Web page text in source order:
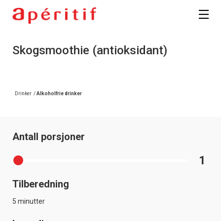
Skogsmoothie (antioksidant)
Drinker /Alkoholfrie drinker
Antall porsjoner
1
Tilberedning
5 minutter